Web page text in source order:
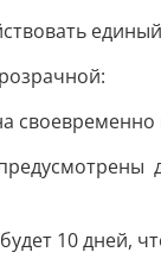
10 дней,